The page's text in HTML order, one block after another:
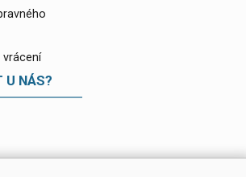
vrácení
U NÁS?